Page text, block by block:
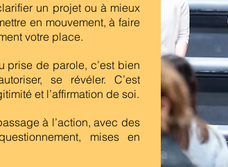
un projet ou à mieux
en mouvement, à faire
votre place.
de parole, c’est bien
se révéler. C’est
et l’affirmation de soi.
à l’action, avec des
mises en